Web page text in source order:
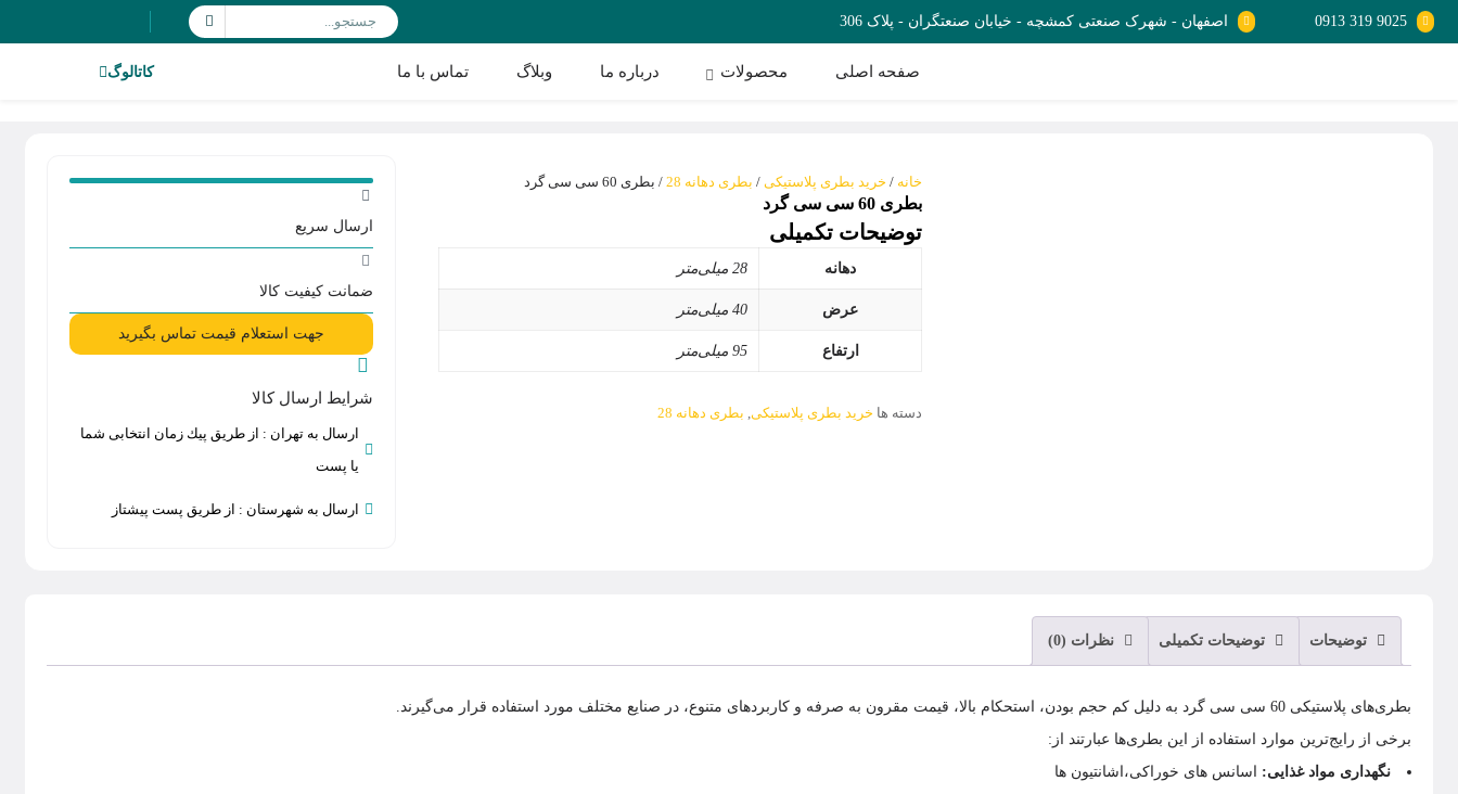
9025 319 0913 اصفهان - شهرک صنعتی کمشچه - خیابان صنعتگران - پلاک 306
صفحه اصلی محصولات درباره ما وبلاگ تماس با ما کاتالوگ
خانه / خرید بطری پلاستیکی/ بطری دهانه 28 / بطری 60 سی سی گرد
بطری 60 سی سی گرد
توضیحات تکمیلی
دهانه‌ 28 میلی‌متر
عرض 40 میلی‌متر
ارتفاع 95 میلی‌متر
دسته ها خرید بطری پلاستیکی بطری دهانه 28
ارسال سریع
ضمانت کیفیت کالا
جهت استعلام قیمت تماس بگیرید
شرایط ارسال کالا
ارسال به تهران : از طريق پيك زمان انتخابی شما
يا پست
ارسال به شهرستان : از طريق پست پيشتاز
توضیحات توضیحات تکمیلی نظرات (0)
بطری‌های پلاستیکی 60 سی سی گرد به دلیل کم حجم بودن، استحکام بالا، قیمت مقرون به صرفه و کاربردهای متنوع، در صنایع مختلف مورد استفاده قرار می‌گیرند.
برخی از رایج‌ترین موارد استفاده از این بطری‌ها عبارتند از:
نگهداری مواد غذایی: اسانس های خوراکی،اشانتیون ها